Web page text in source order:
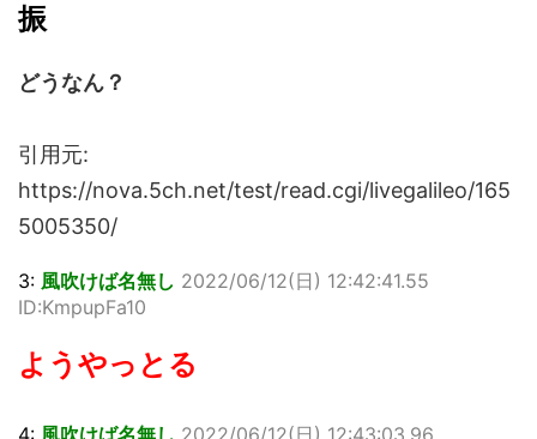
振
どうなん？
引用元:
https://nova.5ch.net/test/read.cgi/livegalileo/165
5005350/
3: 風吹けば名無し 2022/06/12(日) 12:42:41.55
ID:KmpupFa10
ようやっとる